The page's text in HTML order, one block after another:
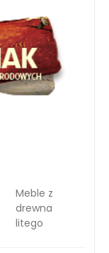
Meble z
drewna
litego